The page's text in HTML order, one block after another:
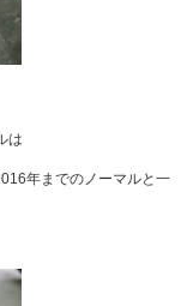
は
年までのノーマルと一